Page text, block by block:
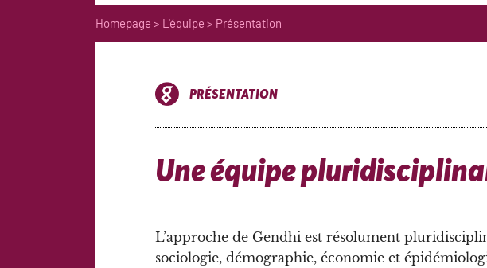
Homepage > L'équipe > Présentation
PRÉSENTATION
Une équipe
L’approche de Gendhi est résolument
sociologie, démographie, économie et